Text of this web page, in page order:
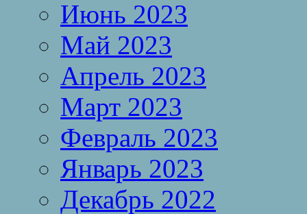
Июнь 2023
Май 2023
Апрель 2023
Март 2023
Февраль 2023
Январь 2023
Декабрь 2022